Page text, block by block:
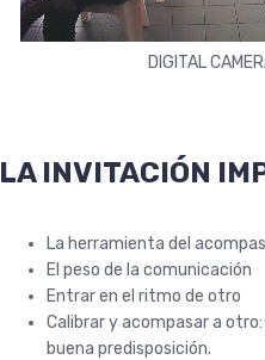
DIGITAL
LA INVITACIÓN
La herramienta del
El peso de la comunicación
Entrar en el ritmo de otro
Calibrar y acompasar a
buena predisposición.